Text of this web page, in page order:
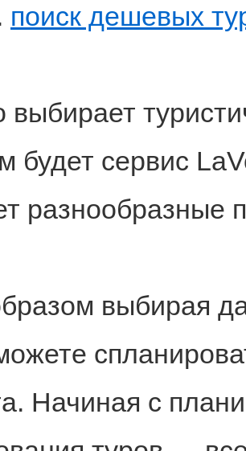
поиск дешевых
выбирает
будет сервис
разнообразные
выбирая
Начиная с